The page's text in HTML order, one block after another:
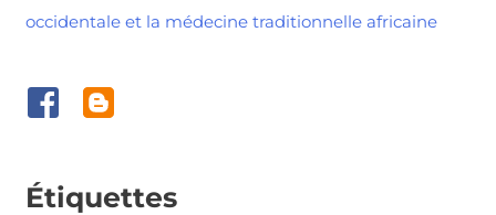
occidentale et la médecine traditionnelle africaine
Étiquettes